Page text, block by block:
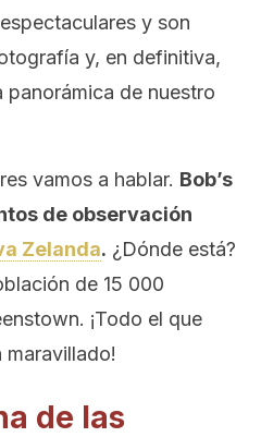
y son
y, en definitiva,
de nuestro
vamos a hablar. Bob’s
de observación
Zelanda. ¿Dónde está?
de 15 000
¡Todo el que
maravillado!
de las